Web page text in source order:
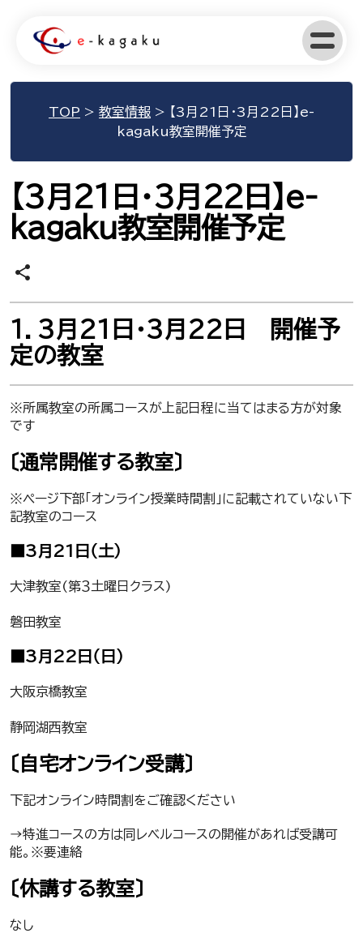
TOP > 教室情報 > 【3月21日･3月22日】e-
kagaku教室開催予定
【3月21日･3月22日】e-
kagaku教室開催予定
share
１．3月21日･3月22日 開催予
定の教室
※所属教室の所属コースが上記日程に当てはまる方が対象
です
〔通常開催する教室〕
※ページ下部「オンライン授業時間割」に記載されていない下
記教室のコース
■3月21日（土）
大津教室(第３土曜日クラス)
磐田教室
■3月22日（日）
大阪京橋教室
静岡湖西教室
〔自宅オンライン受講〕
下記オンライン時間割をご確認ください
→特進コースの方は同レベルコースの開催があれば受講可
能。※要連絡
〔休講する教室〕
なし